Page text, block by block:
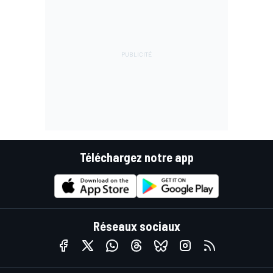
Téléchargez notre app
Réseaux sociaux